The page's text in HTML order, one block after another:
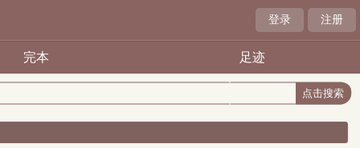
登录 注册
完本 足迹